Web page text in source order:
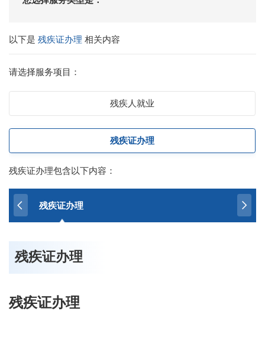
以下是残疾证办理相关内容
请选择服务项目：
残疾人就业
残疾证办理
残疾证办理包含以下内容：
残疾证办理
残疾证办理
残疾证办理